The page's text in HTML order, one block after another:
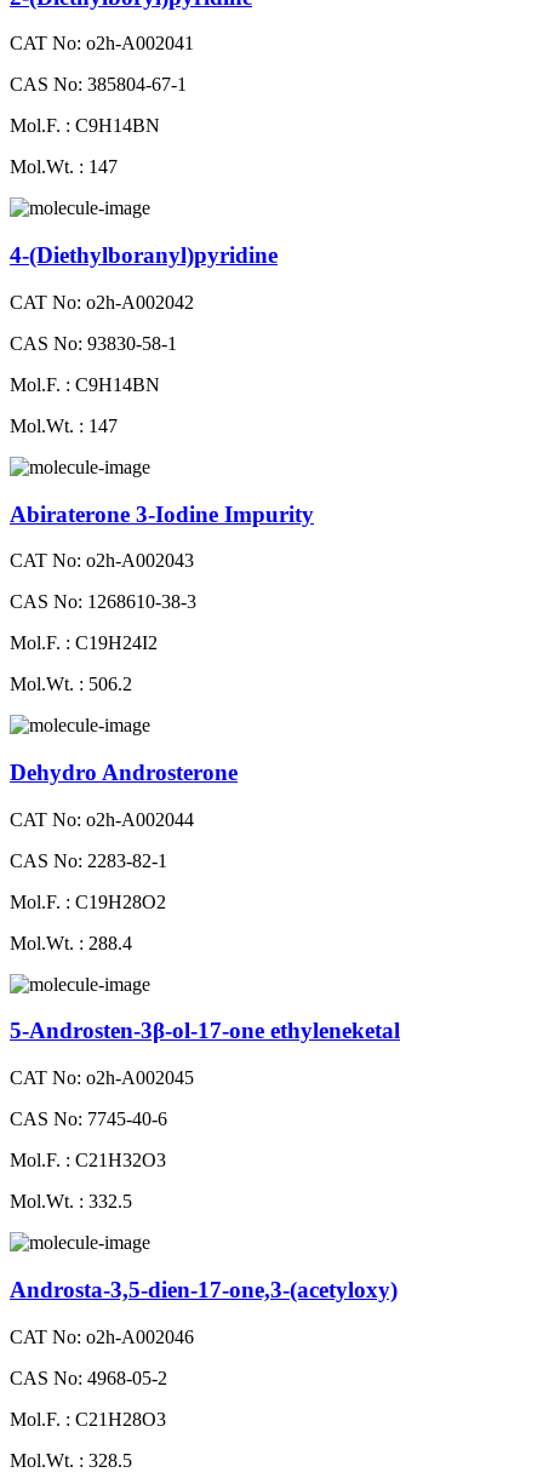
CAT No: o2h-A002041
CAS No: 385804-67-1
Mol.F. : C9H14BN
Mol.Wt. : 147
4-(Diethylboranyl)​pyridine
CAT No: o2h-A002042
CAS No: 93830-58-1
Mol.F. : C9H14BN
Mol.Wt. : 147
Abiraterone 3-Iodine Impurity
CAT No: o2h-A002043
CAS No: 1268610-38-3
Mol.F. : C19H24I2
Mol.Wt. : 506.2
Dehydro Androsterone
CAT No: o2h-A002044
CAS No: 2283-82-1
Mol.F. : C19H28O2
Mol.Wt. : 288.4
5-Androsten-3β-ol-17-one ethyleneketal
CAT No: o2h-A002045
CAS No: 7745-40-6
Mol.F. : C21H32O3
Mol.Wt. : 332.5
Androsta-3,5-dien-17-one,3-(acetyloxy)
CAT No: o2h-A002046
CAS No: 4968-05-2
Mol.F. : C21H28O3
Mol.Wt. : 328.5